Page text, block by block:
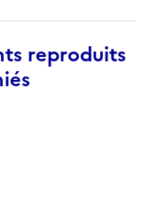
reproduits